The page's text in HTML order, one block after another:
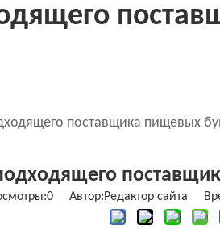
поставщика пищевых
0Автор:Pедактор сайта